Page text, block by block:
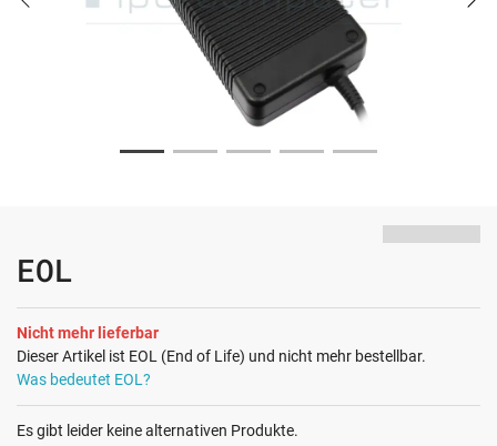
EOL
Nicht mehr lieferbar
Dieser Artikel ist EOL (End of Life) und nicht mehr bestellbar.
Was bedeutet EOL?
Es gibt leider keine alternativen Produkte.